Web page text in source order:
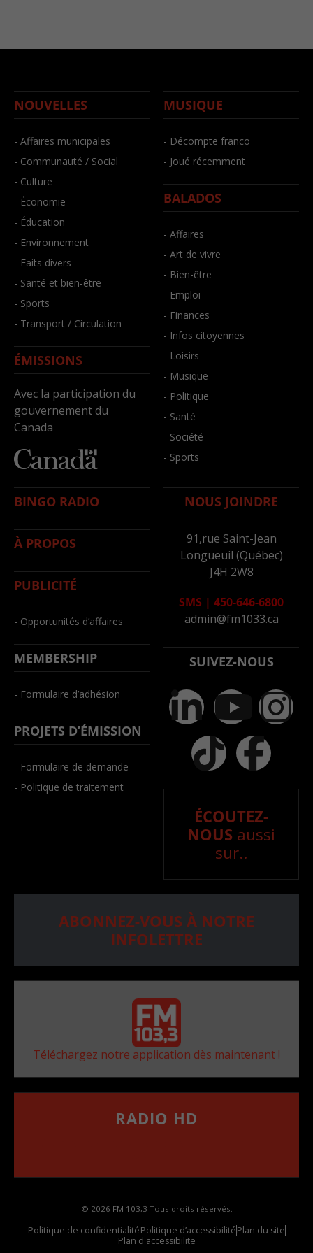
NOUVELLES
- Affaires municipales
- Communauté / Social
- Culture
- Économie
- Éducation
- Environnement
- Faits divers
- Santé et bien-être
- Sports
- Transport / Circulation
ÉMISSIONS
Avec la participation du
gouvernement du
Canada
MUSIQUE
- Décompte franco
- Joué récemment
BALADOS
- Affaires
- Art de vivre
- Bien-être
- Emploi
- Finances
- Infos citoyennes
- Loisirs
- Musique
- Politique
- Santé
- Société
- Sports
BINGO RADIO
À PROPOS
PUBLICITÉ
- Opportunités d’affaires
MEMBERSHIP
- Formulaire d’adhésion
PROJETS D’ÉMISSION
- Formulaire de demande
- Politique de traitement
NOUS JOINDRE
91,rue Saint-Jean
Longueuil (Québec)
J4H 2W8
SMS | 450-646-6800
admin@fm1033.ca
SUIVEZ-NOUS
ÉCOUTEZ-
NOUS aussi
sur..
ABONNEZ-VOUS À NOTRE
INFOLETTRE
Téléchargez notre application dès maintenant !
RADIO HD
© 2026 FM 103,3 Tous droits réservés.
Politique de confidentialitéPolitique d’accessibilitéPlan du site
Plan d'accessibilite